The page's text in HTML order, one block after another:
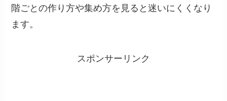
階ごとの作り方や集め方を見ると迷いにくくなり
ます。
スポンサーリンク